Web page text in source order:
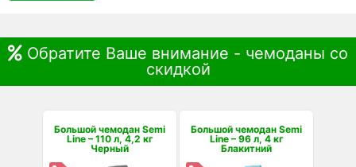
Обратите Ваше внимание - чемоданы со
скидкой
Большой чемодан Semi
Line – 110 л, 4,2 кг
Черный
Большой чемодан Semi
Line – 96 л, 4 кг
Блакитний